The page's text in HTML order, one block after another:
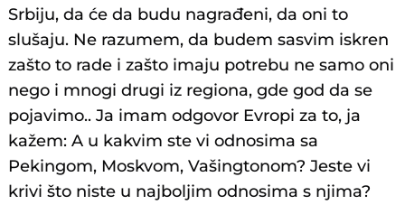
Srbiju, da će da budu nagrađeni, da oni to
slušaju. Ne razumem, da budem sasvim iskren
zašto to rade i zašto imaju potrebu ne samo oni
nego i mnogi drugi iz regiona, gde god da se
pojavimo.. Ja imam odgovor Evropi za to, ja
kažem: A u kakvim ste vi odnosima sa
Pekingom, Moskvom, Vašingtonom? Jeste vi
krivi što niste u najboljim odnosima s njima?